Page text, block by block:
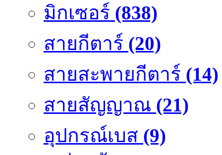
มิกเซอร์ (838)
สายกีตาร์ (20)
สายสะพายกีตาร์ (14)
สายสัญญาณ (21)
อุปกรณ์เบส (9)